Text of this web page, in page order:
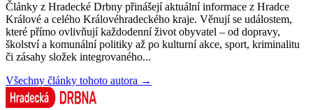
Články z Hradecké Drbny přinášejí aktuální informace z Hradce
Králové a celého Královéhradeckého kraje. Věnují se událostem,
které přímo ovlivňují každodenní život obyvatel – od dopravy,
školství a komunální politiky až po kulturní akce, sport, kriminalitu
či zásahy složek integrovaného...
Všechny články tohoto autora →